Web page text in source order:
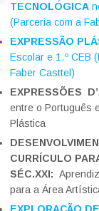
TECNOLÓGICA
(Parceria com a
EXPRESSÃO
Escolar e 1.º CEB
Faber Casttel)
EXPRESSÕES
entre o Português
Plástica
CURRÍCULO
SÉC.XXI:
para a Área